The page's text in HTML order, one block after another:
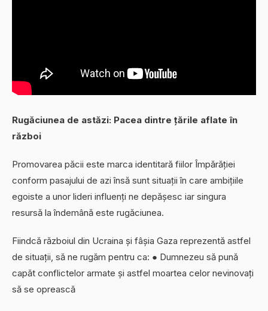
Rugăciunea de astăzi: Pacea dintre țările aflate în
război
Promovarea păcii este marca identitară fiilor Împărăției
conform pasajului de azi însă sunt situații în care ambițiile
egoiste a unor lideri influenți ne depășesc iar singura
resursă la îndemână este rugăciunea.
Fiindcă războiul din Ucraina și fâșia Gaza reprezentă astfel
de situații, să ne rugăm pentru ca: ● Dumnezeu să pună
capăt conflictelor armate și astfel moartea celor nevinovați
să se oprească